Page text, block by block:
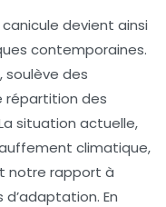
devient ainsi
contemporaines.
soulève des
répartition des
situation actuelle,
climatique,
notre rapport à
En